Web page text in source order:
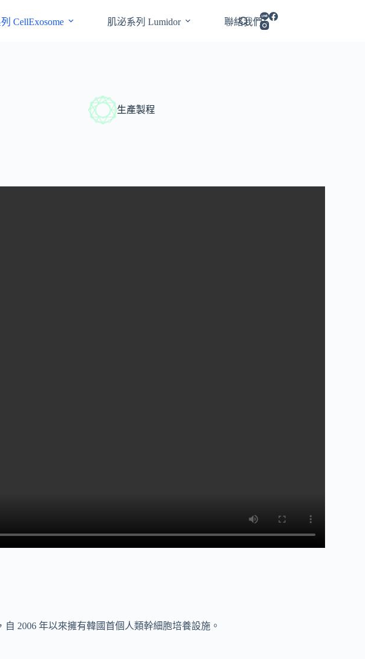
CellExosome 肌泌系列 Lumidor 聯絡我們
生產製程
2006 年以來擁有韓國首個人類幹細胞培養設施。